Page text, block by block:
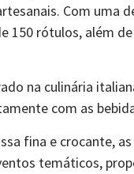
Com uma
150 rótulos, além
na culinária
com as
fina e crocante,
temáticos,